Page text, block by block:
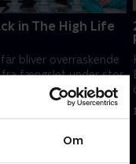
Om
in The High Life
far bliver overraskende
fængslet under stor